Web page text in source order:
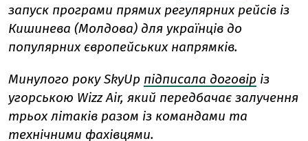
запуск програми прямих регулярних рейсів із
Кишинева (Молдова) для українців до
популярних європейських напрямків.
Минулого року SkyUp підписала договір із
угорською Wizz Air, який передбачає залучення
трьох літаків разом із командами та
технічними фахівцями.